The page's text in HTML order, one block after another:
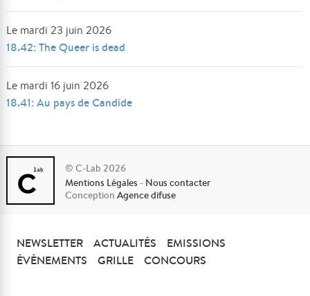
Le mardi 23 juin 2026
18.42: The Queer is dead
Le mardi 16 juin 2026
18.41: Au pays de Candide
© C-Lab 2026
Mentions Légales - Nous contacter
ConceptionAgence difuse
NEWSLETTER ACTUALITÉS
EMISSIONS
ÉVÉNEMENTS
GRILLE CONCOURS